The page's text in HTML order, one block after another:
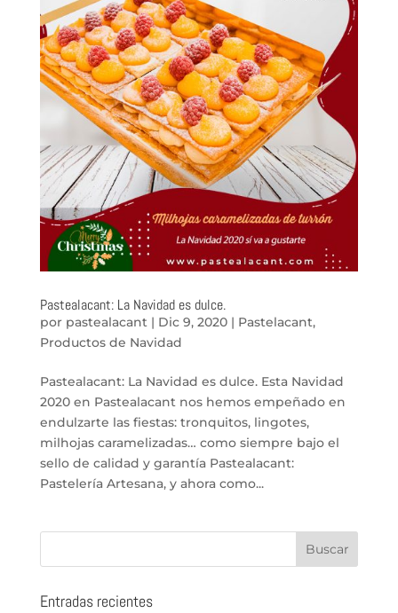
Pastealacant: La Navidad es dulce.
por pastealacant| Dic 9, 2020| Pastelacant,
Productos de Navidad
Pastealacant: La Navidad es dulce. Esta Navidad
2020 en Pastealacant nos hemos empeñado en
endulzarte las fiestas: tronquitos, lingotes,
milhojas caramelizadas… como siempre bajo el
sello de calidad y garantía Pastealacant:
Pastelería Artesana, y ahora como...
Entradas recientes